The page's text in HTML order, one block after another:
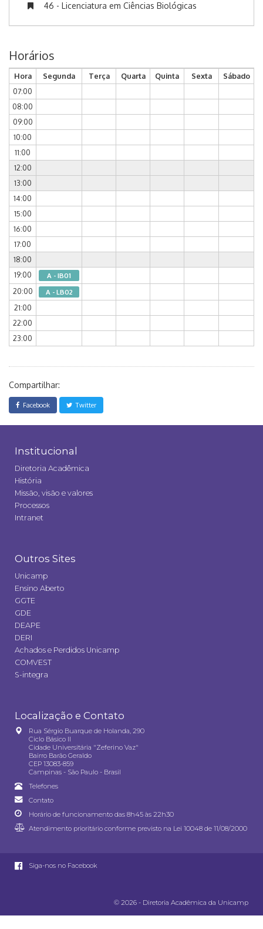
46 - Licenciatura em Ciências Biológicas
Horários
Hora Segunda Terça Quarta Quinta Sexta
Sábado
07:00
08:00
09:00
10:00
11:00
12:00
13:00
14:00
15:00
16:00
17:00
18:00
19:00
A - IB01
20:00 A - LB02
21:00
22:00
23:00
Compartilhar:
Facebook Twitter
Institucional
Diretoria Acadêmica
História
Missão, visão e valores
Processos
Intranet
Outros Sites
Unicamp
Ensino Aberto
GGTE
GDE
DEAPE
DERI
Achados e Perdidos Unicamp
COMVEST
S-integra
Localização e Contato
Rua Sérgio Buarque de Holanda, 290
Ciclo Básico II
Cidade Universitária "Zeferino Vaz"
Bairro Barão Geraldo
CEP 13083-859
Campinas - São Paulo - Brasil
Telefones
Contato
Horário de funcionamento das 8h45 às 22h30
Atendimento prioritário conforme previsto na Lei 10048 de 11/08/2000
Siga-nos no Facebook
© 2026 - Diretoria Acadêmica da Unicamp